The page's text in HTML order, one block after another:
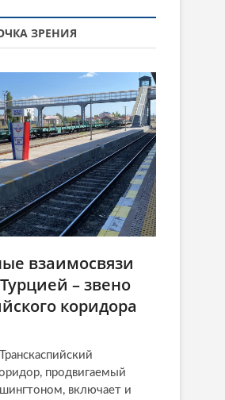
ЗРЕНИЯ
взаимосвязи
– звено
коридора
продвигаемый
включает и